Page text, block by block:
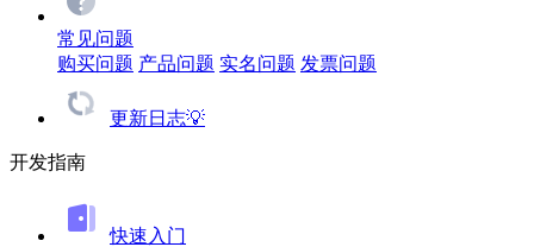
常见问题
购买问题 产品问题 实名问题 发票问题
更新日志💡
开发指南
快速入门